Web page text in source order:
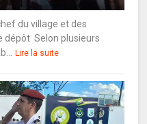
du village et des
dépôt Selon plusieurs
Lire la suite